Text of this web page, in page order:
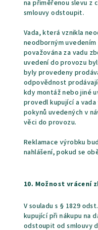
na přiměřenou slevu z
smlouvy odstoupit.
Vada, která vznikla
neodborným
považována za vadu
uvedení do provozu
byly provedeny
odpovědnost
kdy montáž nebo jiné
provedl kupující a
pokynů uvedených v
věci do provozu.
Reklamace výrobku
nahlášení, pokud se
10. Možnost vrácení
V souladu s § 1829
kupující při nákupu na
odstoupit od smlouvy